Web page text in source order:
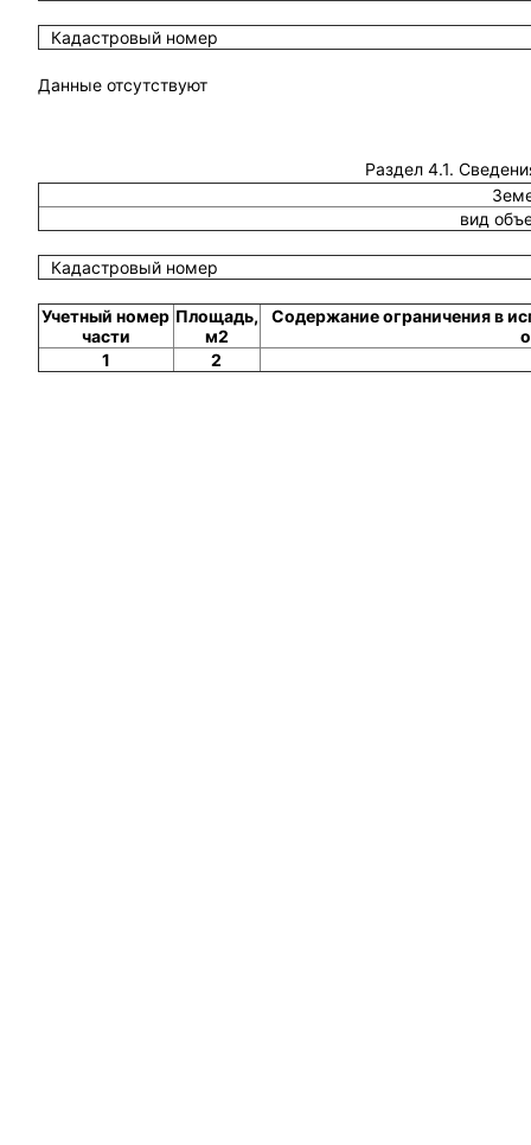
Кадастровый номер
Данные отсутствуют
Раздел 4.1.
вид
Кадастровый номер
Учетный номер
части
Площадь,
м2
Содержание ограничения в
1
2